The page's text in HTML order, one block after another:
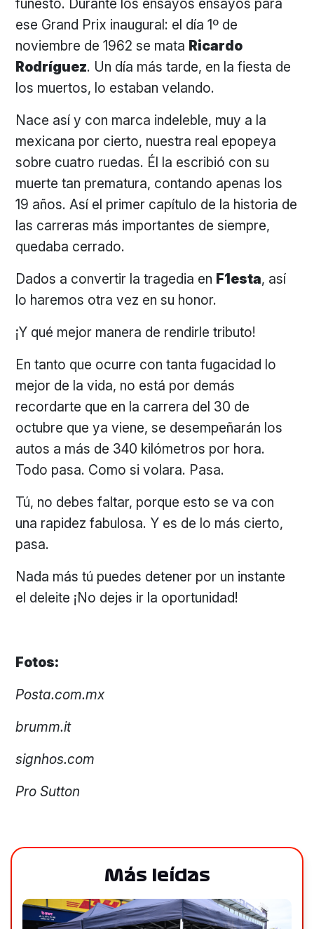
funesto. Durante los ensayos ensayos para
ese Grand Prix inaugural: el día 1º de
noviembre de 1962 se mata Ricardo
Rodríguez. Un día más tarde, en la fiesta de
los muertos, lo estaban velando.
Nace así y con marca indeleble, muy a la
mexicana por cierto, nuestra real epopeya
sobre cuatro ruedas. Él la escribió con su
muerte tan prematura, contando apenas los
19 años. Así el primer capítulo de la historia de
las carreras más importantes de siempre,
quedaba cerrado.
Dados a convertir la tragedia en F1esta, así
lo haremos otra vez en su honor.
¡Y qué mejor manera de rendirle tributo!
En tanto que ocurre con tanta fugacidad lo
mejor de la vida, no está por demás
recordarte que en la carrera del 30 de
octubre que ya viene, se desempeñarán los
autos a más de 340 kilómetros por hora.
Todo pasa. Como si volara. Pasa.
Tú, no debes faltar, porque esto se va con
una rapidez fabulosa. Y es de lo más cierto,
pasa.
Nada más tú puedes detener por un instante
el deleite ¡No dejes ir la oportunidad!
Fotos:
Posta.com.mx
brumm.it
signhos.com
Pro Sutton
Más leídas